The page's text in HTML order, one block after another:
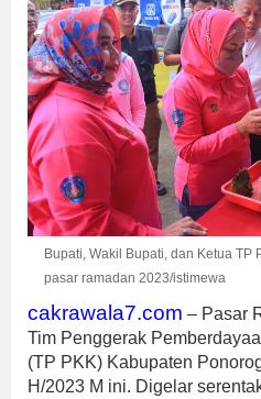
Bupati, Wakil Bupati, dan Ketua TP
pasar ramadan 2023/istimewa
cakrawala7.com – Pasar
Tim Penggerak
(TP PKK) Kabupaten
H/2023 M ini. Digelar